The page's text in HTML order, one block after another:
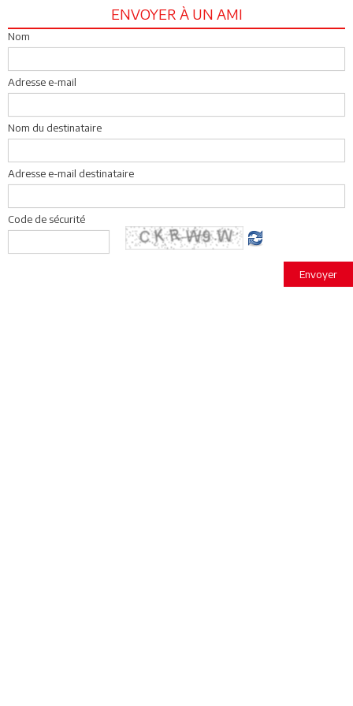
ENVOYER À UN AMI
Nom
Adresse e-mail
Nom du destinataire
Adresse e-mail destinataire
Code de sécurité
Envoyer